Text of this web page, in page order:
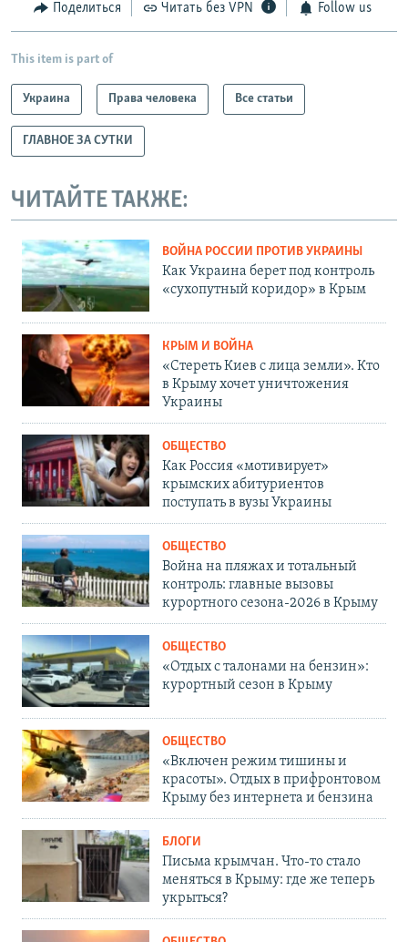
Поделиться Читать без VPN Follow us
This item is part of
Украина Права человека Все статьи
ГЛАВНОЕ ЗА СУТКИ
ЧИТАЙТЕ ТАКЖЕ:
ВОЙНА РОССИИ ПРОТИВ УКРАИНЫ
Как Украина берет под контроль
«сухопутный коридор» в Крым
КРЫМ И ВОЙНА
«Стереть Киев с лица земли». Кто
в Крыму хочет уничтожения
Украины
ОБЩЕСТВО
Как Россия «мотивирует»
крымских абитуриентов
поступать в вузы Украины
ОБЩЕСТВО
Война на пляжах и тотальный
контроль: главные вызовы
курортного сезона-2026 в Крыму
ОБЩЕСТВО
«Отдых с талонами на бензин»:
курортный сезон в Крыму
ОБЩЕСТВО
«Включен режим тишины и
красоты». Отдых в прифронтовом
Крыму без интернета и бензина
БЛОГИ
Письма крымчан. Что-то стало
меняться в Крыму: где же теперь
укрыться?